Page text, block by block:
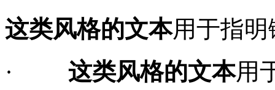
这类风格的文本用于指
·
这类风格的文本用